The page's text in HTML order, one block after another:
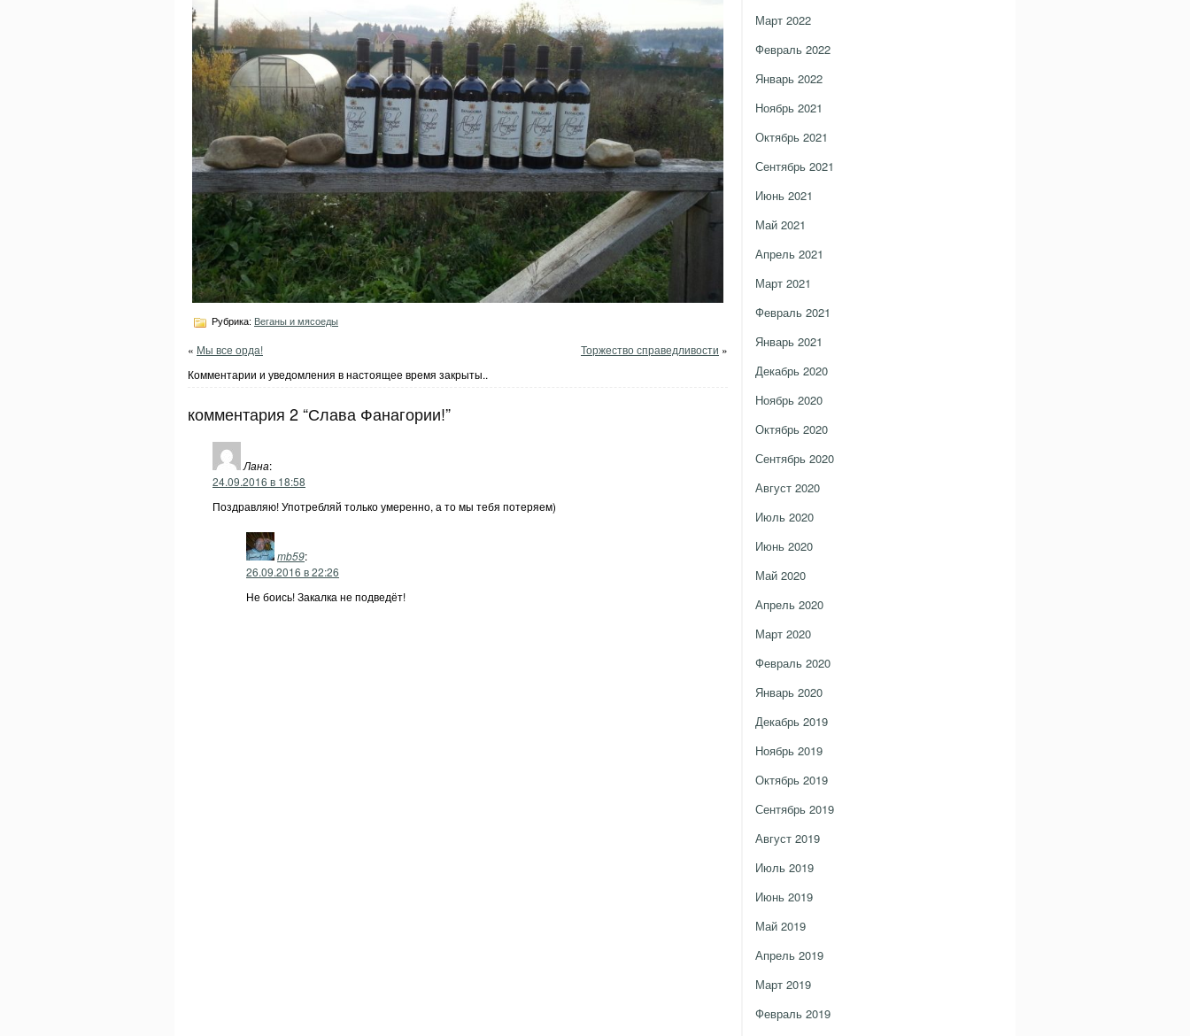
Рубрика: Веганы и мясоеды
« Мы все орда! Торжество справедливости »
Комментарии и уведомления в настоящее время закрыты..
комментария 2 “Слава Фанагории!”
Лана:
24.09.2016 в 18:58
Поздравляю! Употребляй только умеренно, а то мы тебя потеряем)
mb59:
26.09.2016 в 22:26
Не боись! Закалка не подведёт!
Март 2022
Февраль 2022
Январь 2022
Ноябрь 2021
Октябрь 2021
Сентябрь 2021
Июнь 2021
Май 2021
Апрель 2021
Март 2021
Февраль 2021
Январь 2021
Декабрь 2020
Ноябрь 2020
Октябрь 2020
Сентябрь 2020
Август 2020
Июль 2020
Июнь 2020
Май 2020
Апрель 2020
Март 2020
Февраль 2020
Январь 2020
Декабрь 2019
Ноябрь 2019
Октябрь 2019
Сентябрь 2019
Август 2019
Июль 2019
Июнь 2019
Май 2019
Апрель 2019
Март 2019
Февраль 2019